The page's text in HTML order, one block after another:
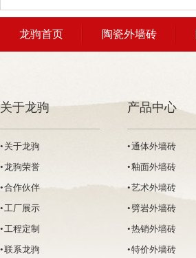
龙驹首页 陶瓷外墙砖
关于龙驹
• 关于龙驹
• 龙驹荣誉
• 合作伙伴
• 工厂展示
• 工程定制
• 联系龙驹
产品中心
• 通体外墙砖
• 釉面外墙砖
• 艺术外墙砖
• 劈岩外墙砖
• 热销外墙砖
• 特价外墙砖